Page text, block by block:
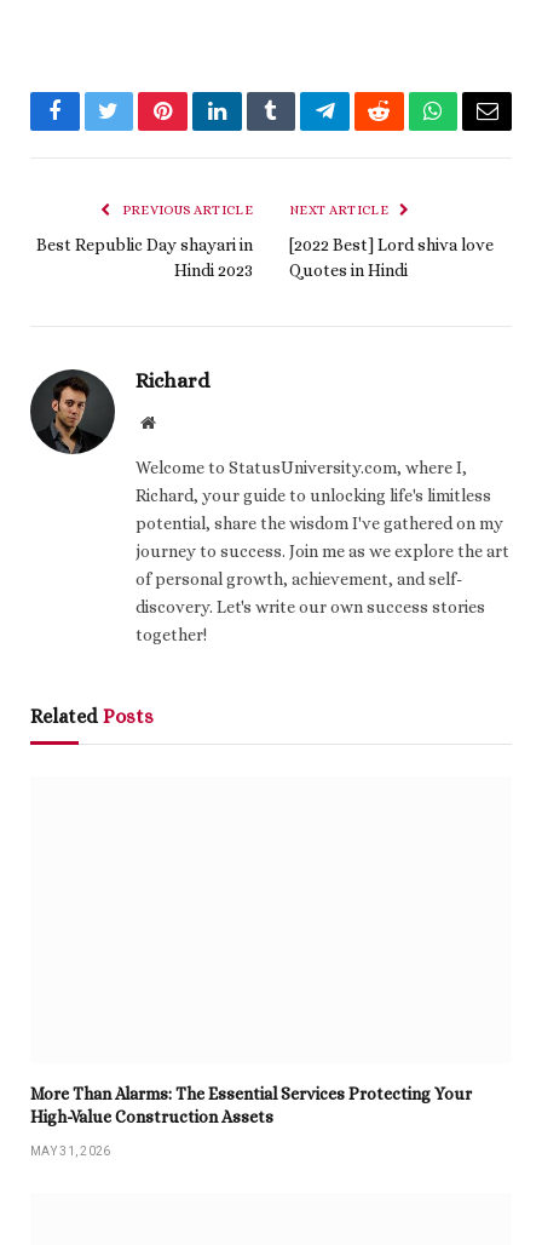
FacebookTwitterPinterestLinkedInTumblrTelegramRedditWhatsApp
Email
PREVIOUS ARTICLE
Best Republic Day shayari in
Hindi 2023
NEXT ARTICLE
[2022 Best] Lord shiva love
Quotes in Hindi
Richard
Website
Welcome to StatusUniversity.com, where I,
Richard, your guide to unlocking life's limitless
potential, share the wisdom I've gathered on my
journey to success. Join me as we explore the art
of personal growth, achievement, and self-
discovery. Let's write our own success stories
together!
Related Posts
More Than Alarms: The Essential Services Protecting Your
High-Value Construction Assets
MAY 31, 2026